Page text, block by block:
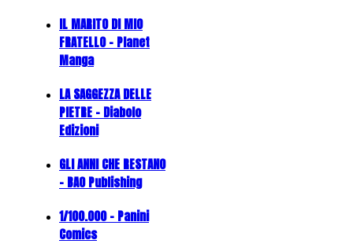
IL MARITO DI MIO
FRATELLO - Planet
Manga
LA SAGGEZZA DELLE
PIETRE - Diabolo
Edizioni
GLI ANNI CHE RESTANO
- BAO Publishing
1/100.000 - Panini
Comics